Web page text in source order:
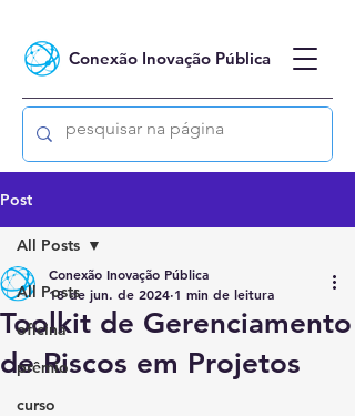
Conexão Inovação Pública
Post
All Posts
oficina
prêmio
curso
All Posts
Toolkit de Gerenciamento
de Riscos em Projetos
Conexão Inovação Pública
18 de jun. de 2024 1 min de leitura